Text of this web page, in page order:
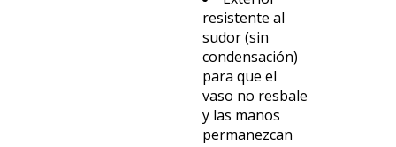
resistente al
sudor (sin
condensación)
para que el
vaso no resbale
y las manos
permanezcan